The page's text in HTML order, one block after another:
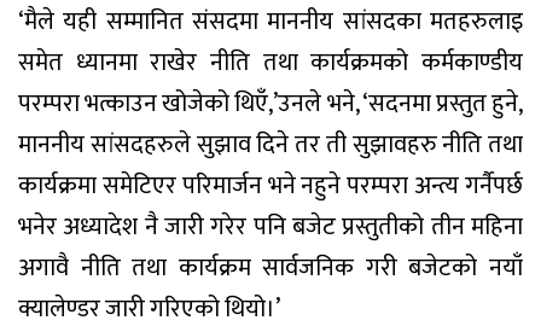
‘मैले यही सम्मानित संसदमा माननीय सांसदका मतहरुलाइ
समेत ध्यानमा राखेर नीति तथा कार्यक्रमको कर्मकाण्डीय
परम्परा भत्काउन खोजेको थिएँ,’उनले भने, ‘सदनमा प्रस्तुत हुने,
माननीय सांसदहरुले सुझाव दिने तर ती सुझावहरु नीति तथा
कार्यक्रमा समेटिएर परिमार्जन भने नहुने परम्परा अन्त्य गर्नैपर्छ
भनेर अध्यादेश नै जारी गरेर पनि बजेट प्रस्तुतीको तीन महिना
अगावै नीति तथा कार्यक्रम सार्वजनिक गरी बजेटको नयाँ
क्यालेण्डर जारी गरिएको थियो।’